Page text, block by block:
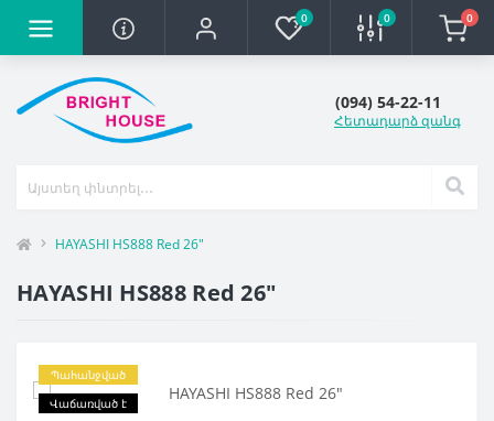
0 0 0
(094) 54-22-11
Հետադարձ զանգ
HAYASHI HS888 Red 26"
HAYASHI HS888 Red 26"
Պահանջված
Վաճառված է